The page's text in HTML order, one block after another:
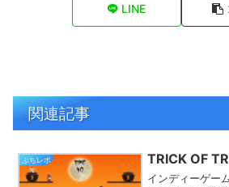
LINE
関連記事
ぷちレポ TRICK OF
インディーゲー